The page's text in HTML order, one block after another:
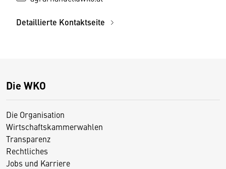
Detaillierte Kontaktseite
Die WKO
Die Organisation
Wirtschaftskammerwahlen
Transparenz
Rechtliches
Jobs und Karriere